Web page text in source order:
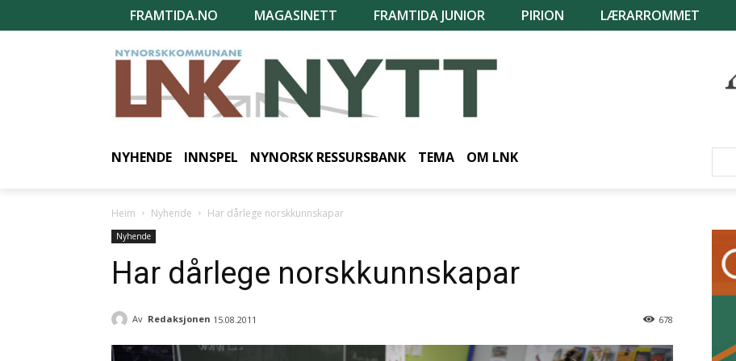
FRAMTIDA.NO MAGASINETT FRAMTIDA JUNIOR PIRION LÆRARROMMET
NYHENDE INNSPEL NYNORSK RESSURSBANK TEMA OM LNK
Heim Nyhende Har dårlege norskkunnskapar
Nyhende
Har dårlege norskkunnskapar
Av Redaksjonen 15.08.2011 678